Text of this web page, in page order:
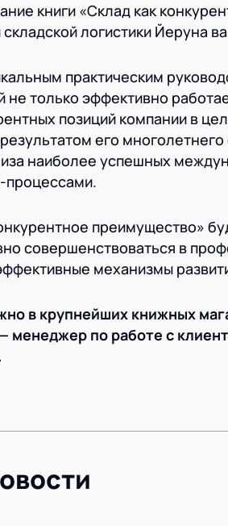
книги «Склад как
складской логистики Йеруна
практическим
не только эффективно
позиций компании в
его
наиболее успешных
процессами.
преимущество»
совершенствоваться в
механизмы
в крупнейших книжных
менеджер по работе с